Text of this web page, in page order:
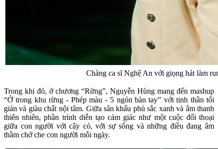
Chàng ca sĩ Nghệ An với giọng hát làm
Trong khi đó, ở chương “Rừng”, Nguyễn Hùng mang đến mashup
“Ở trong khu rừng - Phép màu - 5 ngón bàn tay” với tinh thần tối
giản và giàu chất nội tâm. Giữa sân khấu phủ sắc xanh và âm thanh
thiên nhiên, phần trình diễn tạo cảm giác như một cuộc đối thoại
giữa con người với cây cỏ, với sự sống và những điều đang âm
thầm chở che con người mỗi ngày.